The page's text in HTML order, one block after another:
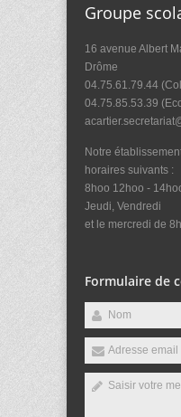
Groupe
16 avenue Albert
Drôme
04.75.61.79.44
04.75.85.53.39
Notre
horaires suivants :
8hoo 12hoo -
Jeudi, Vendredi
et le mercredi de
Formulaire de